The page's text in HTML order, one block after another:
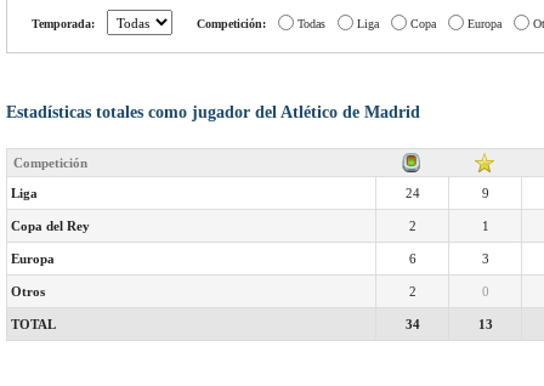
Temporada: Competición: Todas Liga Copa Europa
Estadísticas totales como jugador del Atlético de Madrid
Competición
Liga 24 9
Copa del Rey 2 1
Europa 6 3
Otros 2 0
TOTAL 34 13